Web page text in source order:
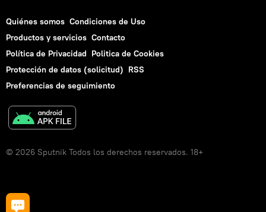
Quiénes somos Condiciones de Uso
Productos y servicios Contacto
Política de Privacidad Politica de Cookies
Protección de datos (solicitud) RSS
Preferencias de seguimiento
© 2026 Sputnik Todos los derechos reservados. 18+